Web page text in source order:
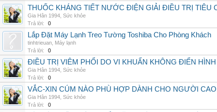
THUỐC KHÁNG TIẾT NƯỚC ĐIỆN GIẢI ĐIỀU TRỊ TIÊU
Gia Hân 1994 Sức khỏe
Trả lời:
0
Lắp Đặt Máy Lạnh Treo Tường Toshiba Cho Phòng Khách
tinhtrieuan Máy lạnh
Trả lời:
0
ĐIỀU TRỊ VIÊM PHỔI DO VI KHUẨN KHÔNG ĐIỂN
Gia Hân 1994 Sức khỏe
Trả lời:
0
VẮC-XIN CÚM NÀO PHÙ HỢP DÀNH CHO NGƯỜI
Gia Hân 1994 Sức khỏe
Trả lời:
0